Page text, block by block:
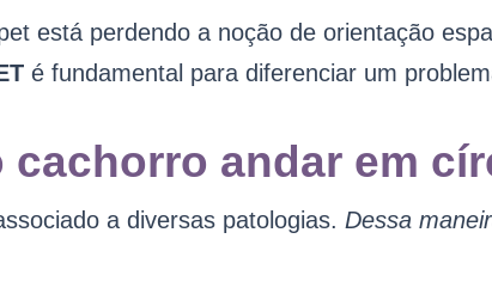
está perdendo a noção de orientação
é fundamental para diferenciar um
andar em
a diversas patologias. Dessa